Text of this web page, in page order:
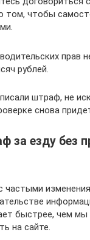
чтобы
прав
рублей.
штраф, не
снова
за езду без
частыми
быстрее, чем мы
на сайте.